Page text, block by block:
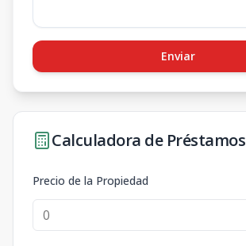
Enviar
Calculadora de Préstamos
Precio de la Propiedad